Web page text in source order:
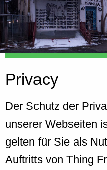
Finde Orte in
Privacy
Der Schutz der
unserer Webseiten
gelten für Sie als
Auftritts von Thing
Activity
Recent Posts
Home